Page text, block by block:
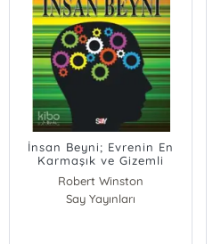
İnsan Beyni; Evrenin En
Karmaşık ve Gizemli
Robert Winston
Say Yayınları